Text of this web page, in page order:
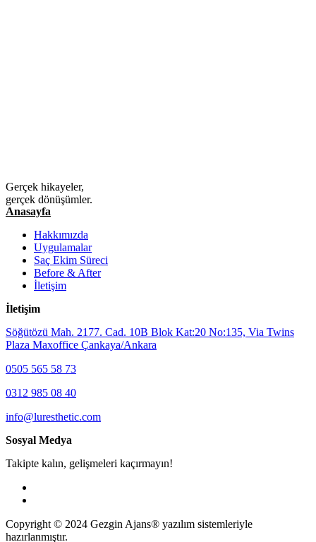
Gerçek hikayeler,
gerçek dönüşümler.
Anasayfa
Hakkımızda
Uygulamalar
Saç Ekim Süreci
Before & After
İletişim
İletişim
Söğütözü Mah. 2177. Cad. 10B Blok Kat:20 No:135, Via Twins
Plaza Maxoffice Çankaya/Ankara
0505 565 58 73
0312 985 08 40
info@luresthetic.com
Sosyal Medya
Takipte kalın, gelişmeleri kaçırmayın!
Copyright © 2024 Gezgin Ajans® yazılım sistemleriyle
hazırlanmıştır.